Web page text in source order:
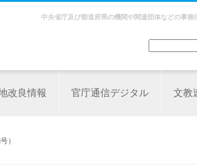
中央省庁及び都道府県の機関や関連団体などの事
改良情報 官庁通信デジタル 文教
）